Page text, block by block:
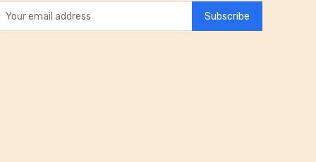
Subscribe